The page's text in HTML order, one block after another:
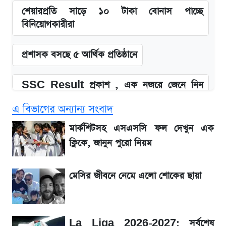
শেয়ারপ্রতি সাড়ে ১০ টাকা বোনাস পাচ্ছে
বিনিয়োগকারীরা
প্রশাসক বসছে ৫ আর্থিক প্রতিষ্ঠানে
SSC Result প্রকাশ , এক নজরে জেনে নিন
SSC Result 2026 প্রকাশ সোমবার,
ওয়েবসাইট ও এসএমএসে জানার নিয়ম
জিএসপি ইনভেস্টমেন্ট নিয়ে বিএসইসির বড় সিদ্ধান্ত,
তদন্তে যেসব বিষয়
উত্থান-পতনের দোলাচলে শেয়ারবাজার, লেনদেনের
এ বিভাগের অন্যান্য সংবাদ
মার্কশিটসহ এসএসসি ফল দেখুন এক
ক্লিকে, জানুন পুরো নিয়ম
মেসির জীবনে নেমে এলো শোকের ছায়া
La Liga 2026-2027: সর্বশেষ